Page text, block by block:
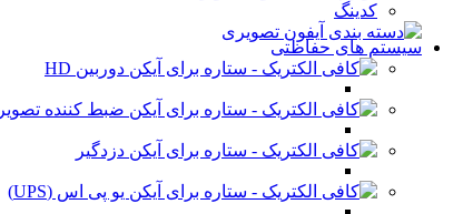
کدینگ
سیستم های حفاظتی
دوربین HD
ضبط کننده تصویر DVR
دزدگیر
یو پی اس (UPS)